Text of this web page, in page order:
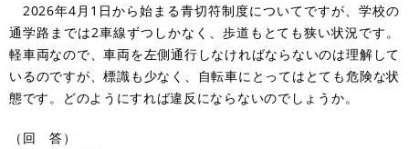
2026年4月1日から始まる青切符制度についてですが、学校の
通学路までは2車線ずつしかなく、歩道もとても狭い状況です。
軽車両なので、車両を左側通行しなければならないのは理解して
いるのですが、標識も少なく、自転車にとってはとても危険な状
態です。どのようにすれば違反にならないのでしょうか。
（回 答）